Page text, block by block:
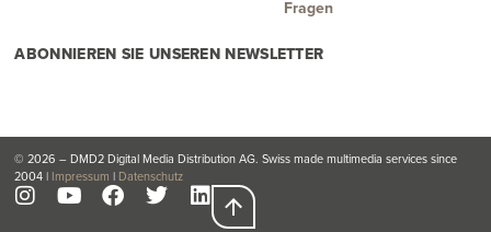
Fragen
ABONNIEREN SIE UNSEREN NEWSLETTER
© 2026 – DMD2 Digital Media Distribution AG. Swiss made multimedia services since
2004 | Impressum | Datenschutz